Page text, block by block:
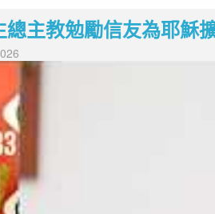
主教勉勵信友為耶穌